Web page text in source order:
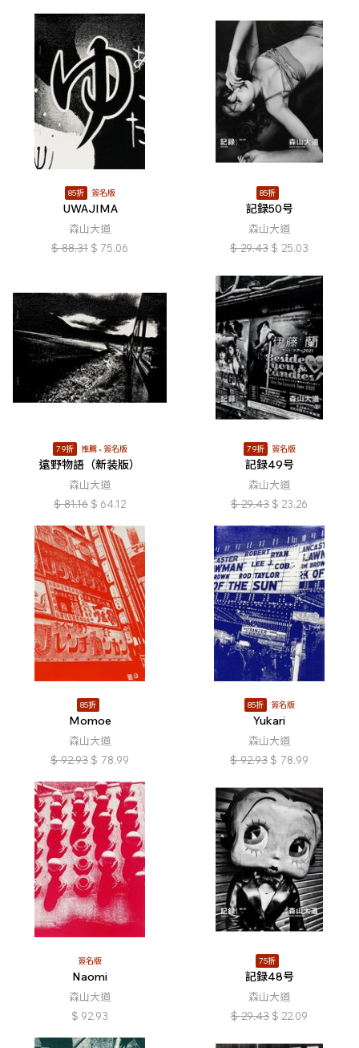
85折 簽名版
UWAJIMA
森山大道
$ 88.31 $ 75.06
85折
記録50号
森山大道
$ 29.43 $ 25.03
79折 推薦 簽名版
遠野物語（新装版）
森山大道
$ 81.16 $ 64.12
79折 簽名版
記録49号
森山大道
$ 29.43 $ 23.26
85折
Momoe
森山大道
$ 92.93 $ 78.99
85折 簽名版
Yukari
森山大道
$ 92.93 $ 78.99
簽名版
Naomi
森山大道
$ 92.93
75折
記録48号
森山大道
$ 29.43 $ 22.09